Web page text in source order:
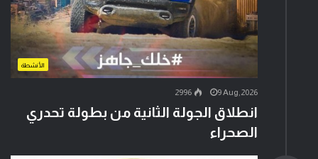
الأنشطة
9 Aug,2026
2996
انطلاق الجولة الثانية من بطولة تحدري
الصحراء